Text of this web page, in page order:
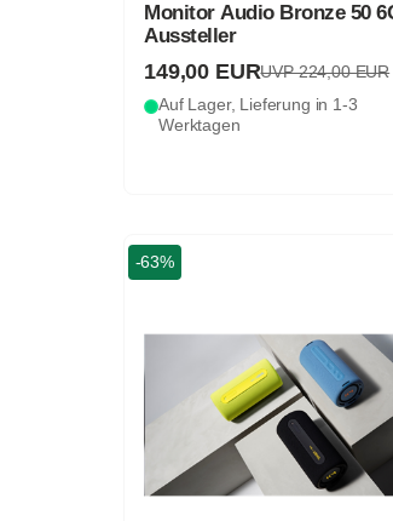
Monitor Audio Bronze 50
Aussteller
149,00 EURUVP 224,00 EUR
Auf Lager, Lieferung in 1-3
Werktagen
-63%